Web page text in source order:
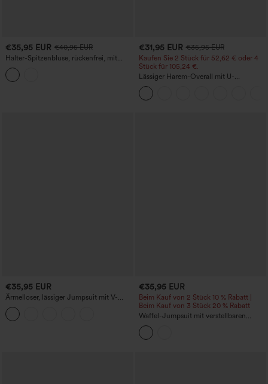
€35,95 EUR €40,95 EUR
Halter-Spitzenbluse, rückenfrei, mit
Rüschensaum und integriertem BH –
lässig
€31,95 EUR €35,95 EUR
Kaufen Sie 2 Stück für 52,62 € oder 4
Stück für 105,24 €.
Lässiger Harem-Overall mit U-
Ausschnitt und Taschen - Easy Peezy
Edition
€35,95 EUR
Ärmelloser, lässiger Jumpsuit mit V-
Ausschnitt, Kordelzug und Taschen -
Easy Peezy
€35,95 EUR
Beim Kauf von 2 Stück 10 % Rabatt |
Beim Kauf von 3 Stück 20 % Rabatt
Waffel-Jumpsuit mit verstellbaren
Trägern, lässig, fließend und weit
geschnitten, mit Taschen